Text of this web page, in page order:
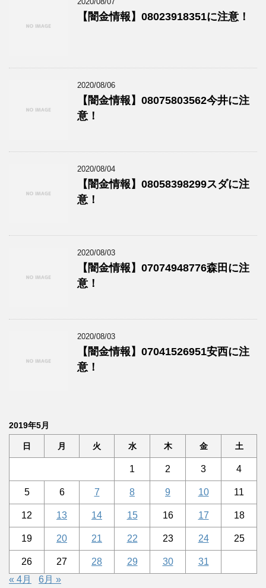
【闇金情報】08023918351に注意！
2020/08/06
【闇金情報】08075803562今井に注
意！
2020/08/04
【闇金情報】08058398299スダに注
意！
2020/08/03
【闇金情報】07074948776森田に注
意！
2020/08/03
【闇金情報】07041526951安西に注
意！
2019年5月
日 月 火 水 木 金 土
1 2 3 4
5 6 7 8 9 10 11
12 13 14 15 16 17 18
19 20 21 22 23 24 25
26 27 28 29 30
31
« 4月
6月 »